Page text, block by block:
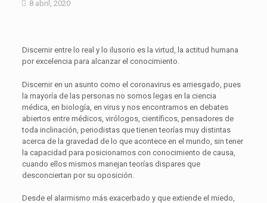
8 abril, 2020
Discernir entre lo real y lo ilusorio es la virtud, la actitud humana
por excelencia para alcanzar el conocimiento.
Discernir en un asunto como el coronavirus es arriesgado, pues
la mayoría de las personas no somos legas en la ciencia
médica, en biología, en virus y nos encontramos en debates
abiertos entre médicos, virólogos, científicos, pensadores de
toda inclinación, periodistas que tienen teorías muy distintas
acerca de la gravedad de lo que acontece en el mundo, sin tener
la capacidad para posicionarnos con conocimiento de causa,
cuando ellos mismos manejan teorías dispares que
desconciertan por su oposición.
Desde el alarmismo más exacerbado y que extiende el miedo,